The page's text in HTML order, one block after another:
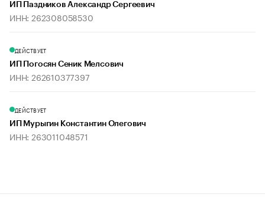
ИП Паздников Александр Сергеевич
ИНН: 262308058530
ДЕЙСТВУЕТ
ИП Погосян Сеник Мелсович
ИНН: 262610377397
ДЕЙСТВУЕТ
ИП Мурыгин Константин Олегович
ИНН: 263011048571